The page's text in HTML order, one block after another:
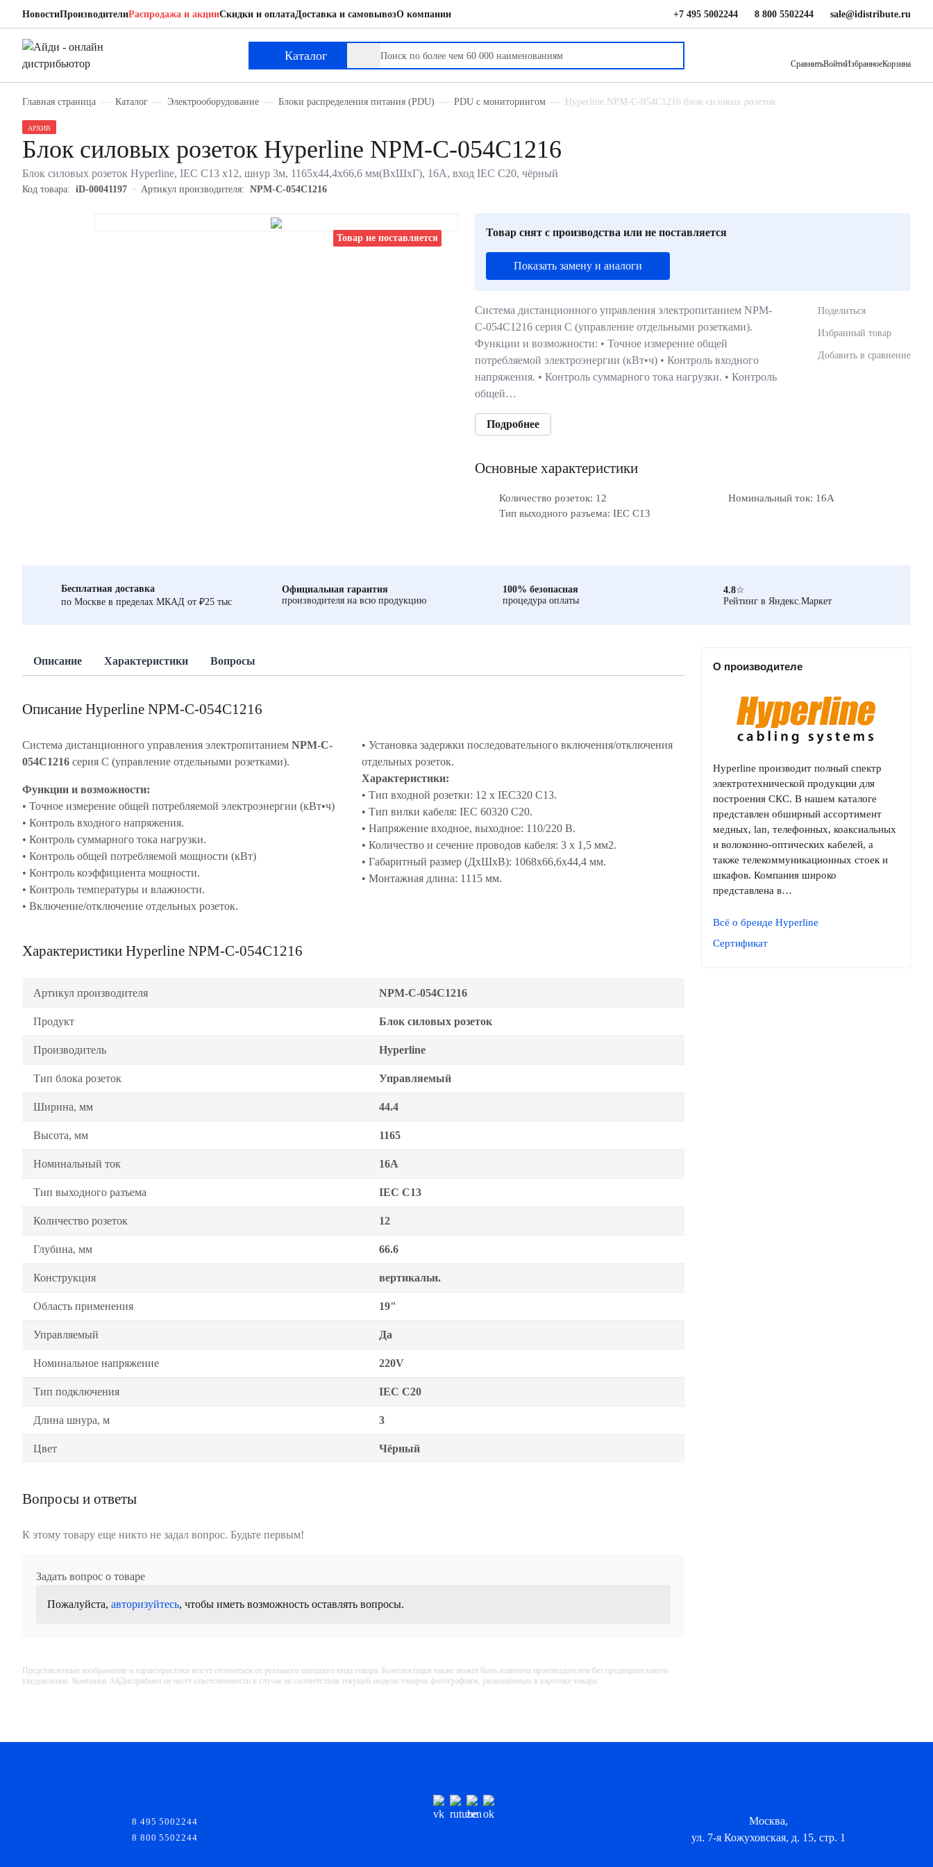
НовостиПроизводителиРаспродажа и акцииСкидки и оплатаДоставка и самовывозО компании +7 495 5002244 8 800 5502244 sale@idistribute.ru
Каталог
СравнитьВойтиИзбранноеКорзина
Главная страница Каталог Электрооборудование Блоки распределения питания (PDU) PDU с мониторингом Hyperline NPM-C-054C1216 блок силовых розеток
Товар не поставляется
АРХИВ
Блок силовых розеток Hyperline NPM-C-054C1216
Блок силовых розеток Hyperline, IEC С13 х12, шнур 3м, 1165х44,4х66,6 мм(ВхШхГ), 16А, вход IEC C20, чёрный
Код товара: iD-00041197 Артикул производителя: NPM-C-054C1216
Товар снят с производства или не поставляется
Показать замену и аналоги
Система дистанционного управления электропитанием NPM-
C-054C1216 серия C (управление отдельными розетками).
Функции и возможности: • Точное измерение общей
потребляемой электроэнергии (кВт•ч) • Контроль входного
напряжения. • Контроль суммарного тока нагрузки. • Контроль
общей…
Подробнее
Поделиться
Избранный товар
Добавить в сравнение
Основные характеристики
Количество розеток: 12
Номинальный ток: 16А
Тип выходного разъема: IEC С13
Бесплатная доставка
по Москве в пределах МКАД от ₽25 тыс
Официальная гарантия
производителя на всю продукцию
100% безопасная
процедура оплаты
4.8☆
Рейтинг в Яндекс.Маркет
Описание Характеристики Вопросы
Описание Hyperline NPM-C-054C1216
Система дистанционного управления электропитанием NPM-C-
054C1216 серия C (управление отдельными розетками).
Функции и возможности:
• Точное измерение общей потребляемой электроэнергии (кВт•ч)
• Контроль входного напряжения.
• Контроль суммарного тока нагрузки.
• Контроль общей потребляемой мощности (кВт)
• Контроль коэффициента мощности.
• Контроль температуры и влажности.
• Включение/отключение отдельных розеток.
• Установка задержки последовательного включения/отключения
отдельных розеток.
Характеристики:
• Тип входной розетки: 12 х IEC320 C13.
• Тип вилки кабеля: IEC 60320 C20.
• Напряжение входное, выходное: 110/220 В.
• Количество и сечение проводов кабеля: 3 х 1,5 мм2.
• Габаритный размер (ДхШхВ): 1068х66,6х44,4 мм.
• Монтажная длина: 1115 мм.
Характеристики Hyperline NPM-C-054C1216
Артикул производителя NPM-C-054C1216
Продукт Блок силовых розеток
Производитель Hyperline
Тип блока розеток Управляемый
Ширина, мм 44.4
Высота, мм 1165
Номинальный ток 16А
Тип выходного разъема IEC С13
Количество розеток 12
Глубина, мм 66.6
Конструкция вертикальн.
Область применения 19"
Управляемый Да
Номинальное напряжение 220V
Тип подключения IEC C20
Длина шнура, м 3
Цвет Чёрный
Вопросы и ответы
К этому товару еще никто не задал вопрос. Будьте первым!
Задать вопрос о товаре
Пожалуйста, авторизуйтесь, чтобы иметь возможность оставлять вопросы.
Представленные изображения и характеристики могут отличаться от реального внешнего вида товара. Комплектация также может быть изменена производителем без предварительного
уведомления. Компания АйДистрибьют не несёт ответственности в случае не соответствия текущей модели товаров фотографиям, размещённым в карточке товара.
О производителе
Hyperline производит полный спектр
электротехнической продукции для
построения СКС. В нашем каталоге
представлен обширный ассортимент
медных, lan, телефонных, коаксиальных
и волоконно-оптических кабелей, а
также телекоммуникационных стоек и
шкафов. Компания широко
представлена в…
Всё о бренде Hyperline
Сертификат
Hyperline NPM-C-054C1216
Блок силовых розеток
8 495 5002244
8 800 5502244
Москва,
ул. 7-я Кожуховская, д. 15, стр. 1